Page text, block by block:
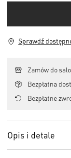
Sprawdź
Zamów do
Bezpłatna
Bezpłatne
Opis i detale